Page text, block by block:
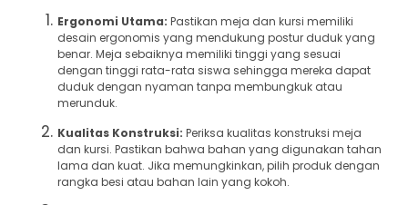
Ergonomi Utama: Pastikan meja dan kursi memiliki
desain ergonomis yang mendukung postur duduk yang
benar. Meja sebaiknya memiliki tinggi yang sesuai
dengan tinggi rata-rata siswa sehingga mereka dapat
duduk dengan nyaman tanpa membungkuk atau
merunduk.
Kualitas Konstruksi: Periksa kualitas konstruksi meja
dan kursi. Pastikan bahwa bahan yang digunakan tahan
lama dan kuat. Jika memungkinkan, pilih produk dengan
rangka besi atau bahan lain yang kokoh.